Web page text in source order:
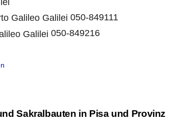
050-849111
050-849216
Sakralbauten in Pisa und Provinz